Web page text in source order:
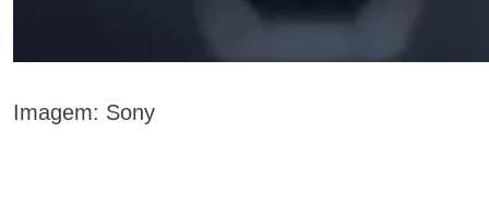
Imagem: Sony